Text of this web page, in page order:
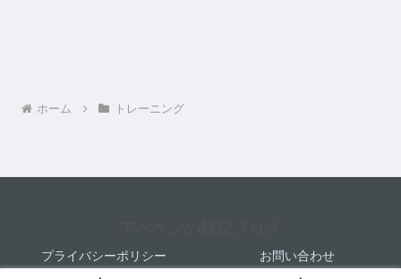
ホーム トレーニング
プライバシーポリシー お問い合わせ